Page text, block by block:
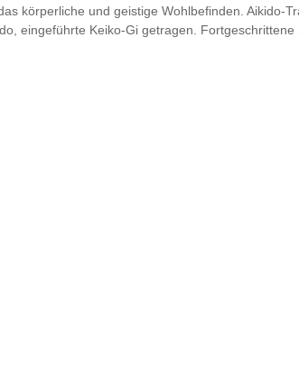
körperliche und geistige Wohlbefinden. Aikido-
eingeführte Keiko-Gi getragen.